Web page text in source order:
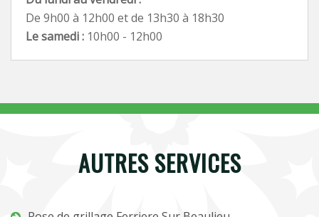
De 9h00 à 12h00 et de 13h30 à 18h30
Le samedi : 10h00 - 12h00
AUTRES SERVICES